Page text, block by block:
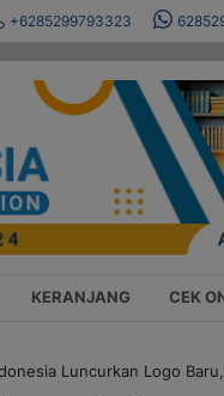
+6285299793323
KERANJANG CEK
Luncurkan Logo